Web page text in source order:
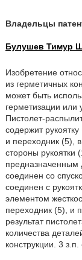
Владельцы
Булушев Тимур
Изобретение
из герметичных
может быть
герметизации или
Пистолет-
содержит
и переходник (5),
стороны рукоятки
предназначенным
соединен со
соединен с
элементом
переходник (5), и
результат
количества
конструкции. 3